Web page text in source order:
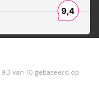
9,3 van 10 gebaseerd op